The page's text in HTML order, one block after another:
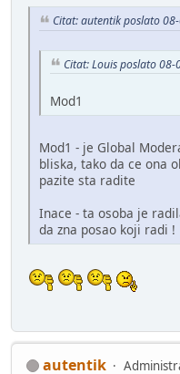
Citat: autentik poslato
Citat: Louis poslato
Mod1
Mod1 - je Global
bliska, tako da ce ona
pazite sta radite
Inace - ta osoba je
da zna posao koji radi !
autentik